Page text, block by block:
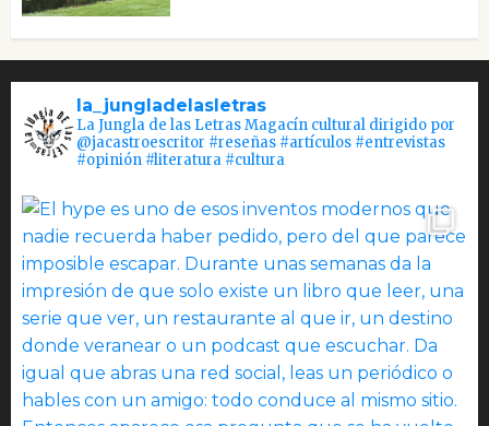
la_jungladelasletras
La Jungla de las Letras Magacín cultural dirigido por
@jacastroescritor #reseñas #artículos #entrevistas
#opinión #literatura #cultura